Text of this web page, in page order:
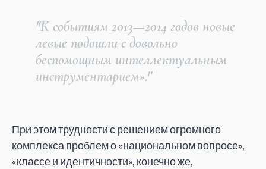
"К событиям 2013—2014 годов новые
левые подошли с довольно
беспомощным интеллектуальным
инструментарием»."
При этом трудности с решением огромного
комплекса проблем о «национальном вопросе»,
«классе и идентичности», конечно же,